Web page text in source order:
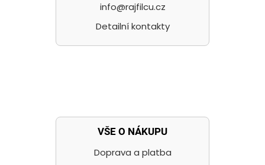
info@rajfilcu.cz
Detailní kontakty
VŠE O NÁKUPU
Doprava a platba